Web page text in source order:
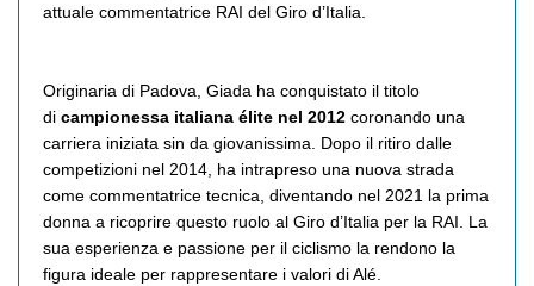
attuale commentatrice RAI del Giro d’Italia.
Originaria di Padova, Giada ha conquistato il titolo
di campionessa italiana élite nel 2012 coronando una
carriera iniziata sin da giovanissima. Dopo il ritiro dalle
competizioni nel 2014, ha intrapreso una nuova strada
come commentatrice tecnica, diventando nel 2021 la prima
donna a ricoprire questo ruolo al Giro d’Italia per la RAI. La
sua esperienza e passione per il ciclismo la rendono la
figura ideale per rappresentare i valori di Alé.